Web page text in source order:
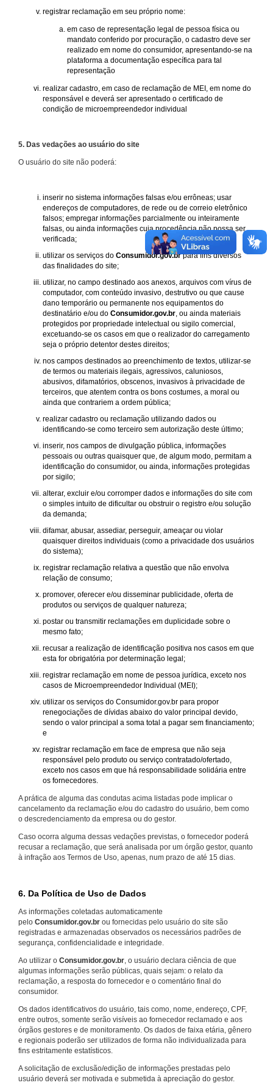
registrar reclamação em seu próprio nome:
em caso de representação legal de pessoa física ou
mandato conferido por procuração, o cadastro deve ser
realizado em nome do consumidor, apresentando-se na
plataforma a documentação específica para tal
representação
realizar cadastro, em caso de reclamação de MEI, em nome do
responsável e deverá ser apresentado o certificado de
condição de microempreendedor individual
5. Das vedações ao usuário do site
O usuário do site não poderá:
inserir no sistema informações falsas e/ou errôneas; usar
endereços de computadores, de rede ou de correio eletrônico
falsos; empregar informações parcialmente ou inteiramente
falsas, ou ainda informações cuja procedência não possa ser
verificada;
utilizar os serviços do Consumidor.gov.brpara fins diversos
das finalidades do site;
utilizar, no campo destinado aos anexos, arquivos com vírus de
computador, com conteúdo invasivo, destrutivo ou que cause
dano temporário ou permanente nos equipamentos do
destinatário e/ou do Consumidor.gov.br , ou ainda materiais
protegidos por propriedade intelectual ou sigilo comercial,
excetuando-se os casos em que o realizador do carregamento
seja o próprio detentor destes direitos;
nos campos destinados ao preenchimento de textos, utilizar-se
de termos ou materiais ilegais, agressivos, caluniosos,
abusivos, difamatórios, obscenos, invasivos à privacidade de
terceiros, que atentem contra os bons costumes, a moral ou
ainda que contrariem a ordem pública;
realizar cadastro ou reclamação utilizando dados ou
identificando-se como terceiro sem autorização deste último;
inserir, nos campos de divulgação pública, informações
pessoais ou outras quaisquer que, de algum modo, permitam a
identificação do consumidor, ou ainda, informações protegidas
por sigilo;
alterar, excluir e/ou corromper dados e informações do site com
o simples intuito de dificultar ou obstruir o registro e/ou solução
da demanda;
difamar, abusar, assediar, perseguir, ameaçar ou violar
quaisquer direitos individuais (como a privacidade dos usuários
do sistema);
registrar reclamação relativa a questão que não envolva
relação de consumo;
promover, oferecer e/ou disseminar publicidade, oferta de
produtos ou serviços de qualquer natureza;
postar ou transmitir reclamações em duplicidade sobre o
mesmo fato;
recusar a realização de identificação positiva nos casos em que
esta for obrigatória por determinação legal;
registrar reclamação em nome de pessoa jurídica, exceto nos
casos de Microempreendedor Individual (MEI);
utilizar os serviços do Consumidor.gov.br para propor
renegociações de dívidas abaixo do valor principal devido,
sendo o valor principal a soma total a pagar sem financiamento;
e
registrar reclamação em face de empresa que não seja
responsável pelo produto ou serviço contratado/ofertado,
exceto nos casos em que há responsabilidade solidária entre
os fornecedores.
A prática de alguma das condutas acima listadas pode implicar o
cancelamento da reclamação e/ou do cadastro do usuário, bem como
o descredenciamento da empresa ou do gestor.
Caso ocorra alguma dessas vedações previstas, o fornecedor poderá
recusar a reclamação, que será analisada por um órgão gestor, quanto
à infração aos Termos de Uso, apenas, num prazo de até 15 dias.
6. Da Política de Uso de Dados
As informações coletadas automaticamente
pelo Consumidor.gov.br ou fornecidas pelo usuário do site são
registradas e armazenadas observados os necessários padrões de
segurança, confidencialidade e integridade.
Ao utilizar o Consumidor.gov.br , o usuário declara ciência de que
algumas informações serão públicas, quais sejam: o relato da
reclamação, a resposta do fornecedor e o comentário final do
consumidor.
Os dados identificativos do usuário, tais como, nome, endereço, CPF,
entre outros, somente serão visíveis ao fornecedor reclamado e aos
órgãos gestores e de monitoramento. Os dados de faixa etária, gênero
e regionais poderão ser utilizados de forma não individualizada para
fins estritamente estatísticos.
A solicitação de exclusão/edição de informações prestadas pelo
usuário deverá ser motivada e submetida à apreciação do gestor.